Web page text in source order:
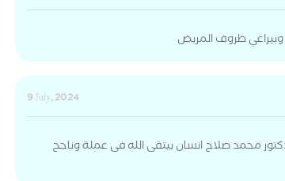
ظروف المريض
9 July, 2024
محمد صلاح انسان بيتقى الله فى عملة وناجح